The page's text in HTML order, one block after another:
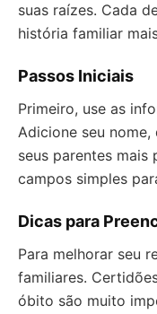
suas raízes. Cada
história familiar
Passos Iniciais
Primeiro, use as
Adicione seu
seus parentes
campos simples
Dicas para
Para melhorar seu
familiares.
óbito são muito